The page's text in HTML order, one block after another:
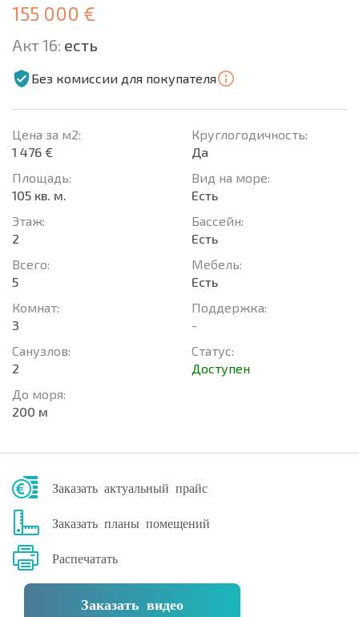
155 000 €
Акт 16: есть
Без комиссии для покупателя
Цена за м2:
1 476 €
Площадь:
105 кв. м.
Этаж:
2
Всего:
5
Комнат:
3
Санузлов:
2
До моря:
200 м
Круглогодичность:
Да
Вид на море:
Есть
Басcейн:
Есть
Мебель:
Есть
Поддержка:
-
Статус:
Доступен
Заказать актуальный прайс
Заказать планы помещений
Распечатать
Заказать видео